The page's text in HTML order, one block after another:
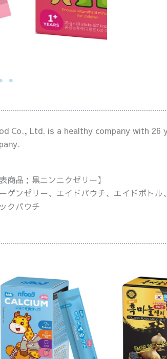
Co., Ltd. is a healthy company with
表商品：黒ニンニクゼリー】
ゲンゼリー、エイドパウチ、エイドボト
クパウチ